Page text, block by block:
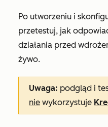
Po utworzeniu i
przetestuj, jak
działania przed
żywo.
Uwaga: podgląd i
nie wykorzystuje